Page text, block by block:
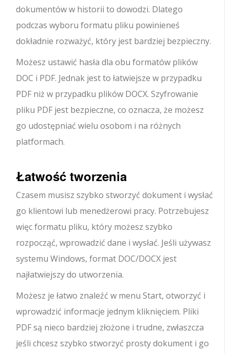
dokumentów w historii to dowodzi. Dlatego
podczas wyboru formatu pliku powinieneś
dokładnie rozważyć, który jest bardziej bezpieczny.
Możesz ustawić hasła dla obu formatów plików
DOC i PDF. Jednak jest to łatwiejsze w przypadku
PDF niż w przypadku plików DOCX. Szyfrowanie
pliku PDF jest bezpieczne, co oznacza, że możesz
go udostępniać wielu osobom i na różnych
platformach.
Łatwość tworzenia
Czasem musisz szybko stworzyć dokument i wysłać
go klientowi lub menedżerowi pracy. Potrzebujesz
więc formatu pliku, który możesz szybko
rozpocząć, wprowadzić dane i wysłać. Jeśli używasz
systemu Windows, format DOC/DOCX jest
najłatwiejszy do utworzenia.
Możesz je łatwo znaleźć w menu Start, otworzyć i
wprowadzić informacje jednym kliknięciem. Pliki
PDF są nieco bardziej złożone i trudne, zwłaszcza
jeśli chcesz szybko stworzyć prosty dokument i go